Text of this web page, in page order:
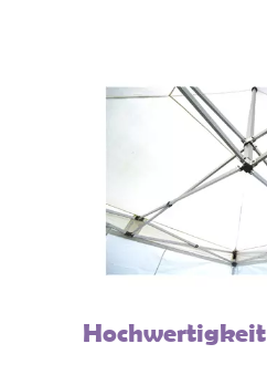
Hochwertigkeit